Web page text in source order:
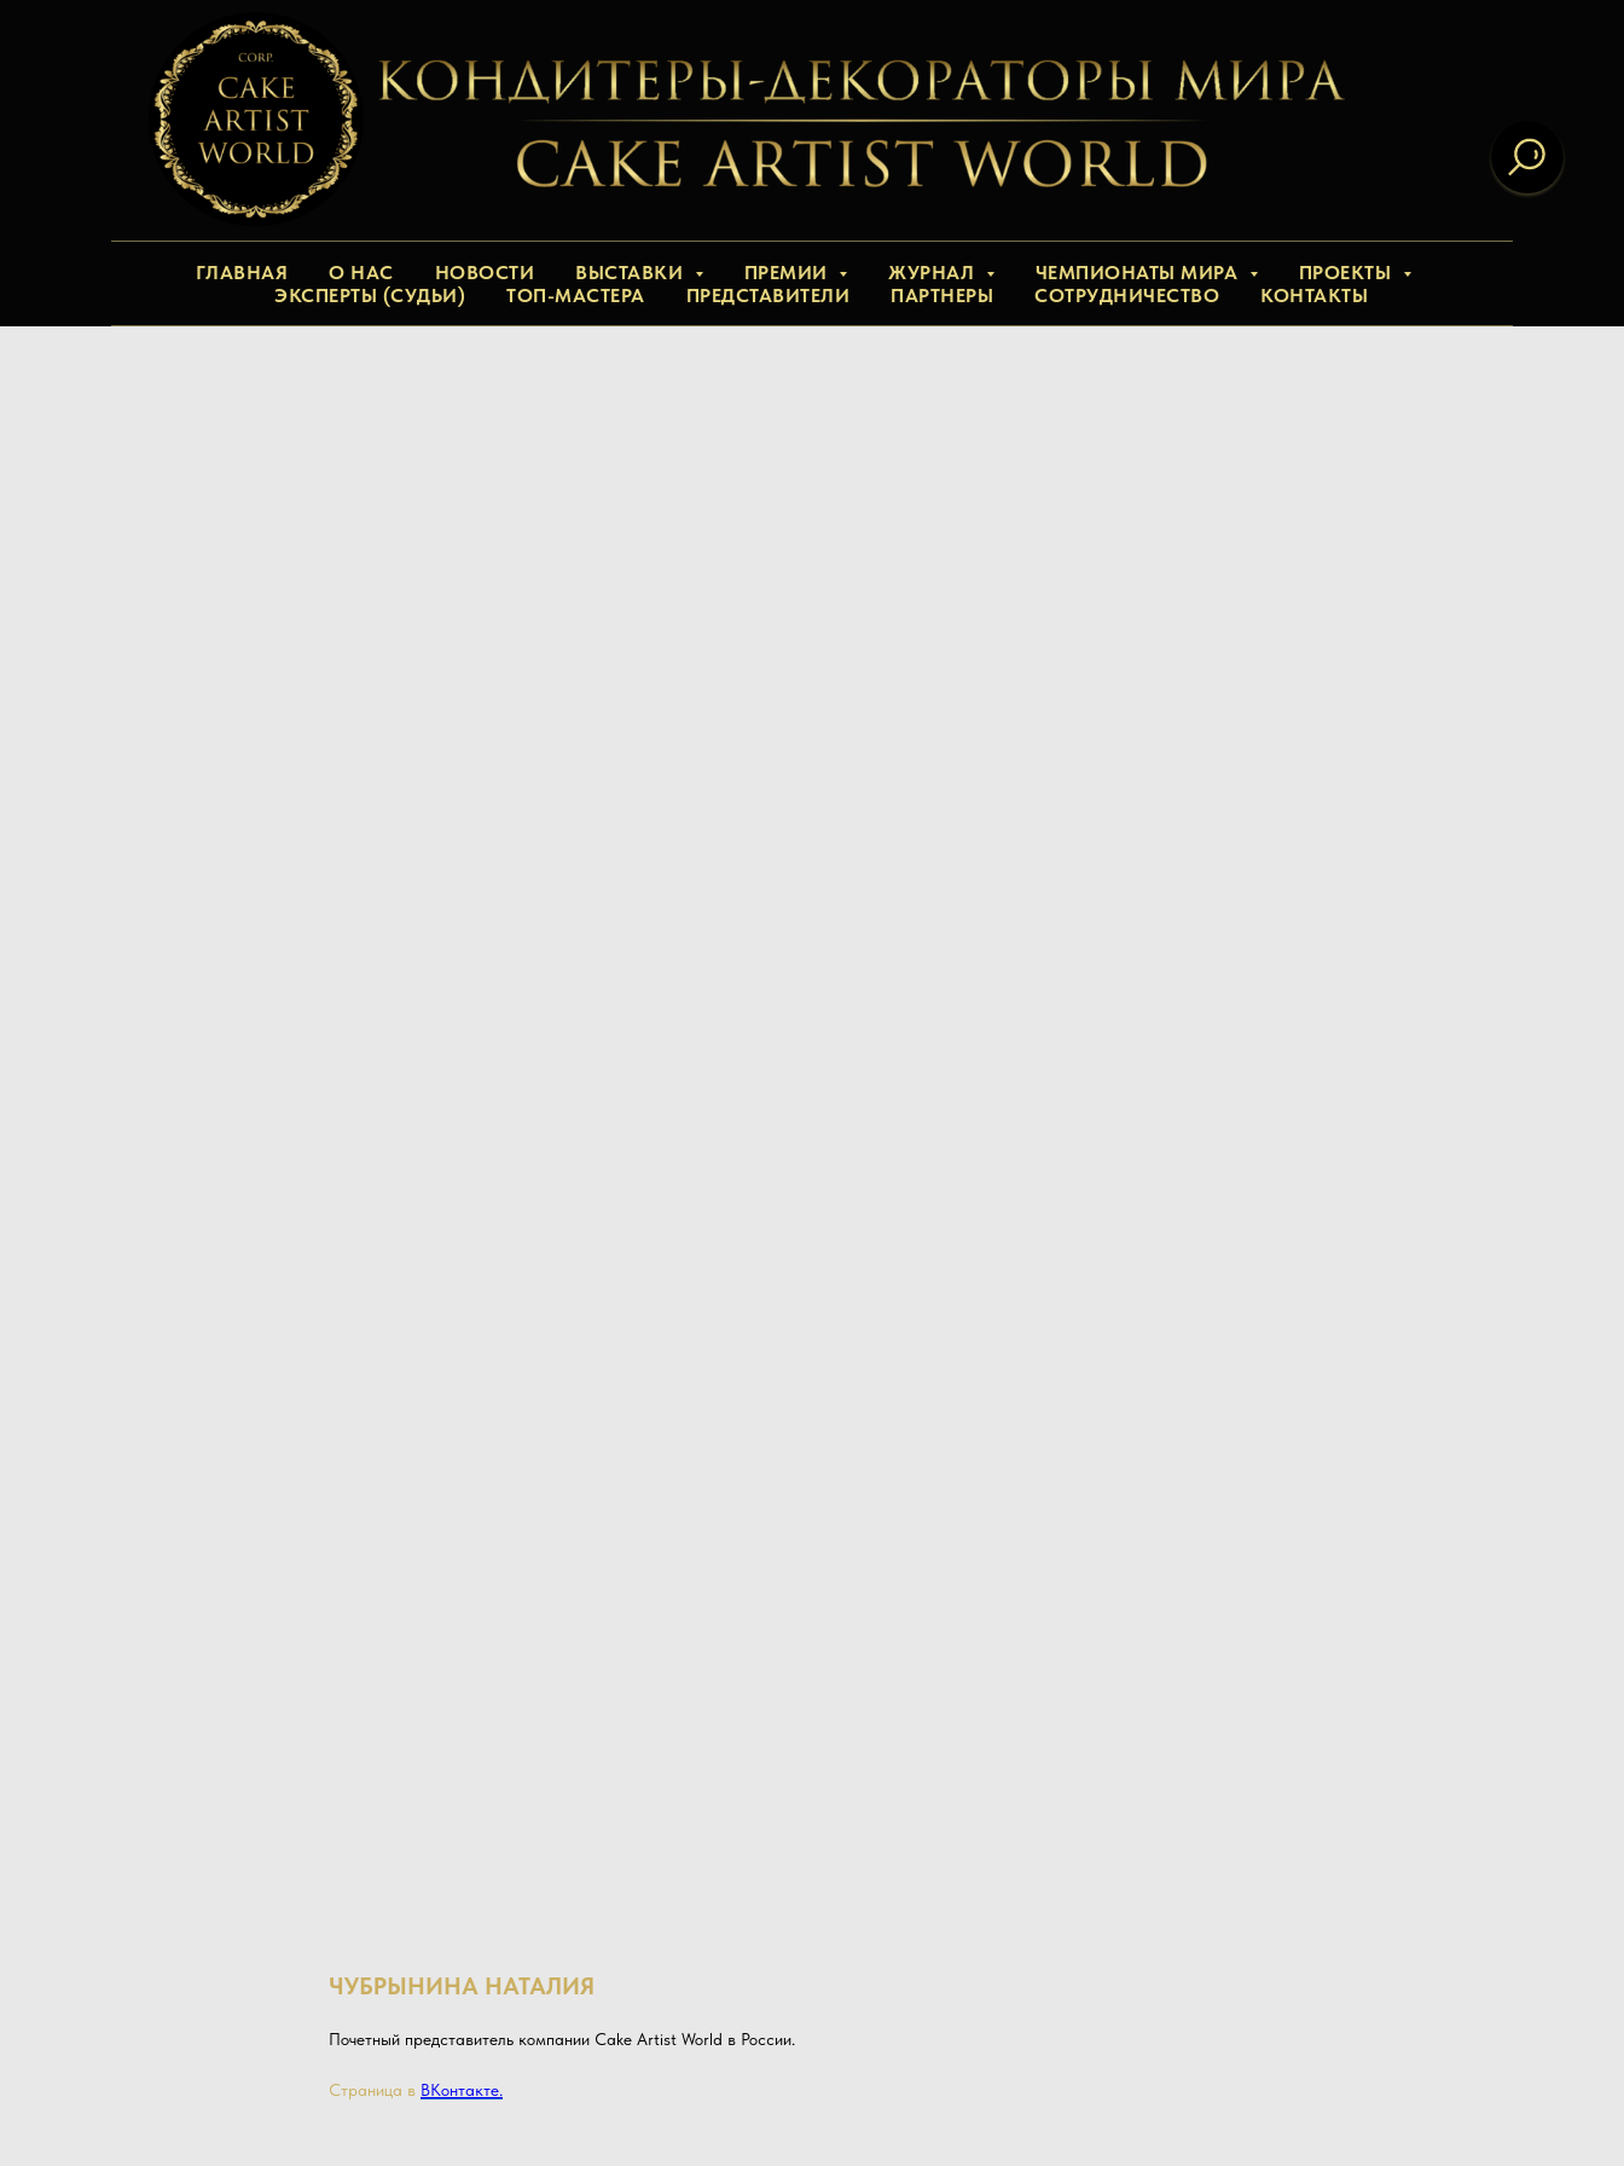
ГЛАВНАЯ О НАС НОВОСТИ ВЫСТАВКИ ПРЕМИИ ЖУРНАЛ ЧЕМПИОНАТЫ МИРА
ПРОЕКТЫ
ЭКСПЕРТЫ (СУДЬИ)
ТОП-МАСТЕРА ПРЕДСТАВИТЕЛИ ПАРТНЕРЫ СОТРУДНИЧЕСТВО КОНТАКТЫ
ЧУБРЫНИНА НАТАЛИЯ
Почетный представитель компании Cake Artist World в России.
Страница в ВКонтакте.